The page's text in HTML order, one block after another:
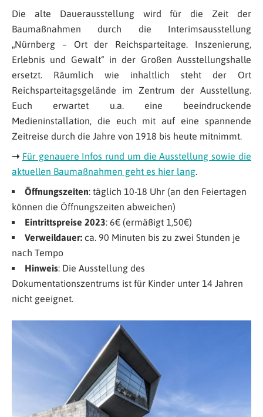
Die alte Dauerausstellung wird für die Zeit der
Baumaßnahmen durch die Interimsausstellung
„Nürnberg – Ort der Reichsparteitage. Inszenierung,
Erlebnis und Gewalt“ in der Großen Ausstellungshalle
ersetzt. Räumlich wie inhaltlich steht der Ort
Reichsparteitagsgelände im Zentrum der Ausstellung.
Euch erwartet u.a. eine beeindruckende
Medieninstallation, die euch mit auf eine spannende
Zeitreise durch die Jahre von 1918 bis heute mitnimmt.
➝ Für genauere Infos rund um die Ausstellung sowie die
aktuellen Baumaßnahmen geht es hier lang.
Öffnungszeiten: täglich 10-18 Uhr (an den Feiertagen
können die Öffnungszeiten abweichen)
Eintrittspreise 2023: 6€ (ermäßigt 1,50€)
Verweildauer: ca. 90 Minuten bis zu zwei Stunden je
nach Tempo
Hinweis: Die Ausstellung des
Dokumentationszentrums ist für Kinder unter 14 Jahren
nicht geeignet.